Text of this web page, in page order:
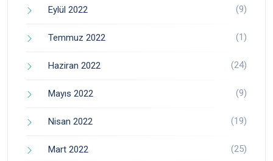
Eylül 2022 (9)
Temmuz 2022 (1)
Haziran 2022 (24)
Mayıs 2022 (9)
Nisan 2022 (19)
Mart 2022 (25)